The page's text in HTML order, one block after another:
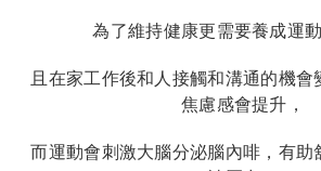
為了維持健康更需要養成運
且在家工作後和人接觸和溝通的機會
焦慮感會提升，
而運動會刺激大腦分泌腦內啡，有助